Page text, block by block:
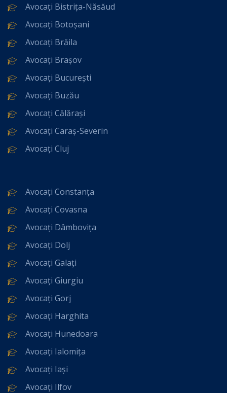
Avocați Bistrița-Năsăud
Avocați Botoșani
Avocați Brăila
Avocați Brașov
Avocați București
Avocați Buzău
Avocați Călărași
Avocați Caraș-Severin
Avocați Cluj
Avocați Constanța
Avocați Covasna
Avocați Dâmbovița
Avocați Dolj
Avocați Galați
Avocați Giurgiu
Avocați Gorj
Avocați Harghita
Avocați Hunedoara
Avocați Ialomița
Avocați Iași
Avocați Ilfov